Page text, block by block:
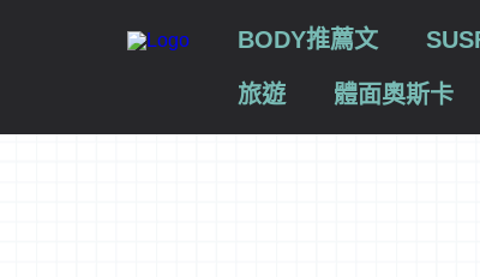
BODY推薦文
旅遊 體面奧斯卡